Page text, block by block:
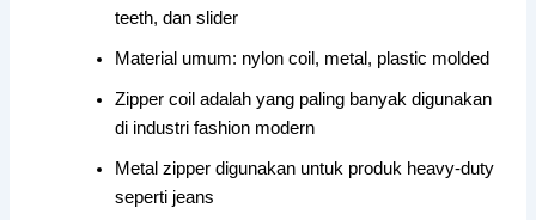
teeth, dan slider
Material umum: nylon coil, metal, plastic molded
Zipper coil adalah yang paling banyak digunakan
di industri fashion modern
Metal zipper digunakan untuk produk heavy-duty
seperti jeans